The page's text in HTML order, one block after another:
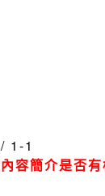
1-1
容簡介是否